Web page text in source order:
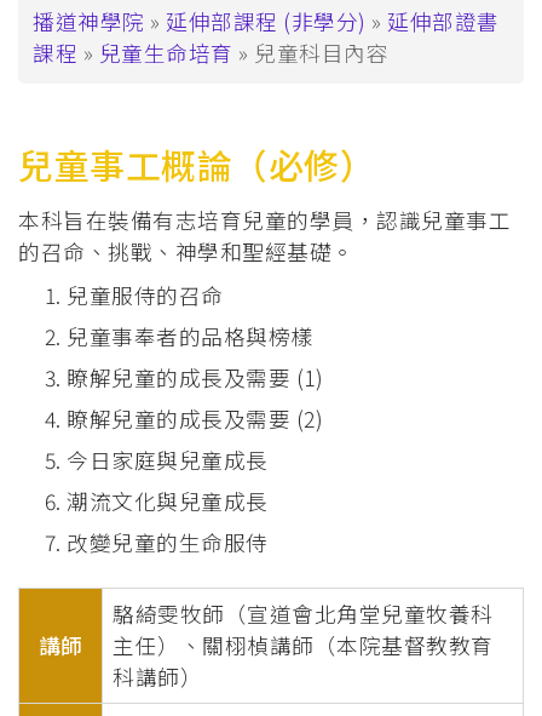
導
航
結
播道神學院 延伸部課程 (非學分)
延伸部證書
課程
兒童生命培育 兒童科目內容
兒童事工概論（必修）
本科旨在裝備有志培育兒童的學員，認識兒童事工
的召命、挑戰、神學和聖經基礎。
兒童服侍的召命
兒童事奉者的品格與榜樣
瞭解兒童的成長及需要 (1)
瞭解兒童的成長及需要 (2)
今日家庭與兒童成長
潮流文化與兒童成長
改變兒童的生命服侍
講師
駱綺雯牧師（宣道會北角堂兒童牧養科
主任）、關栩楨講師（本院基督教教育
科講師）